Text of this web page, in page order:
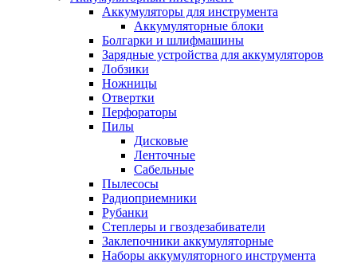
Аккумуляторы для инструмента
Аккумуляторные блоки
Болгарки и шлифмашины
Зарядные устройства для аккумуляторов
Лобзики
Ножницы
Отвертки
Перфораторы
Пилы
Дисковые
Ленточные
Сабельные
Пылесосы
Радиоприемники
Рубанки
Степлеры и гвоздезабиватели
Заклепочники аккумуляторные
Наборы аккумуляторного инструмента